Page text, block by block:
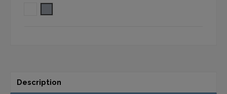
Description